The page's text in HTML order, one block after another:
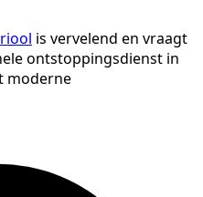
riool is vervelend en vraagt
ontstoppingsdienst in
moderne